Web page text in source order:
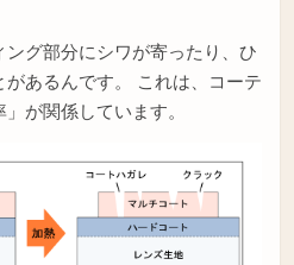
グ部分にシワが寄ったり、ひ
あるんです。 これは、コーテ
が関係しています。